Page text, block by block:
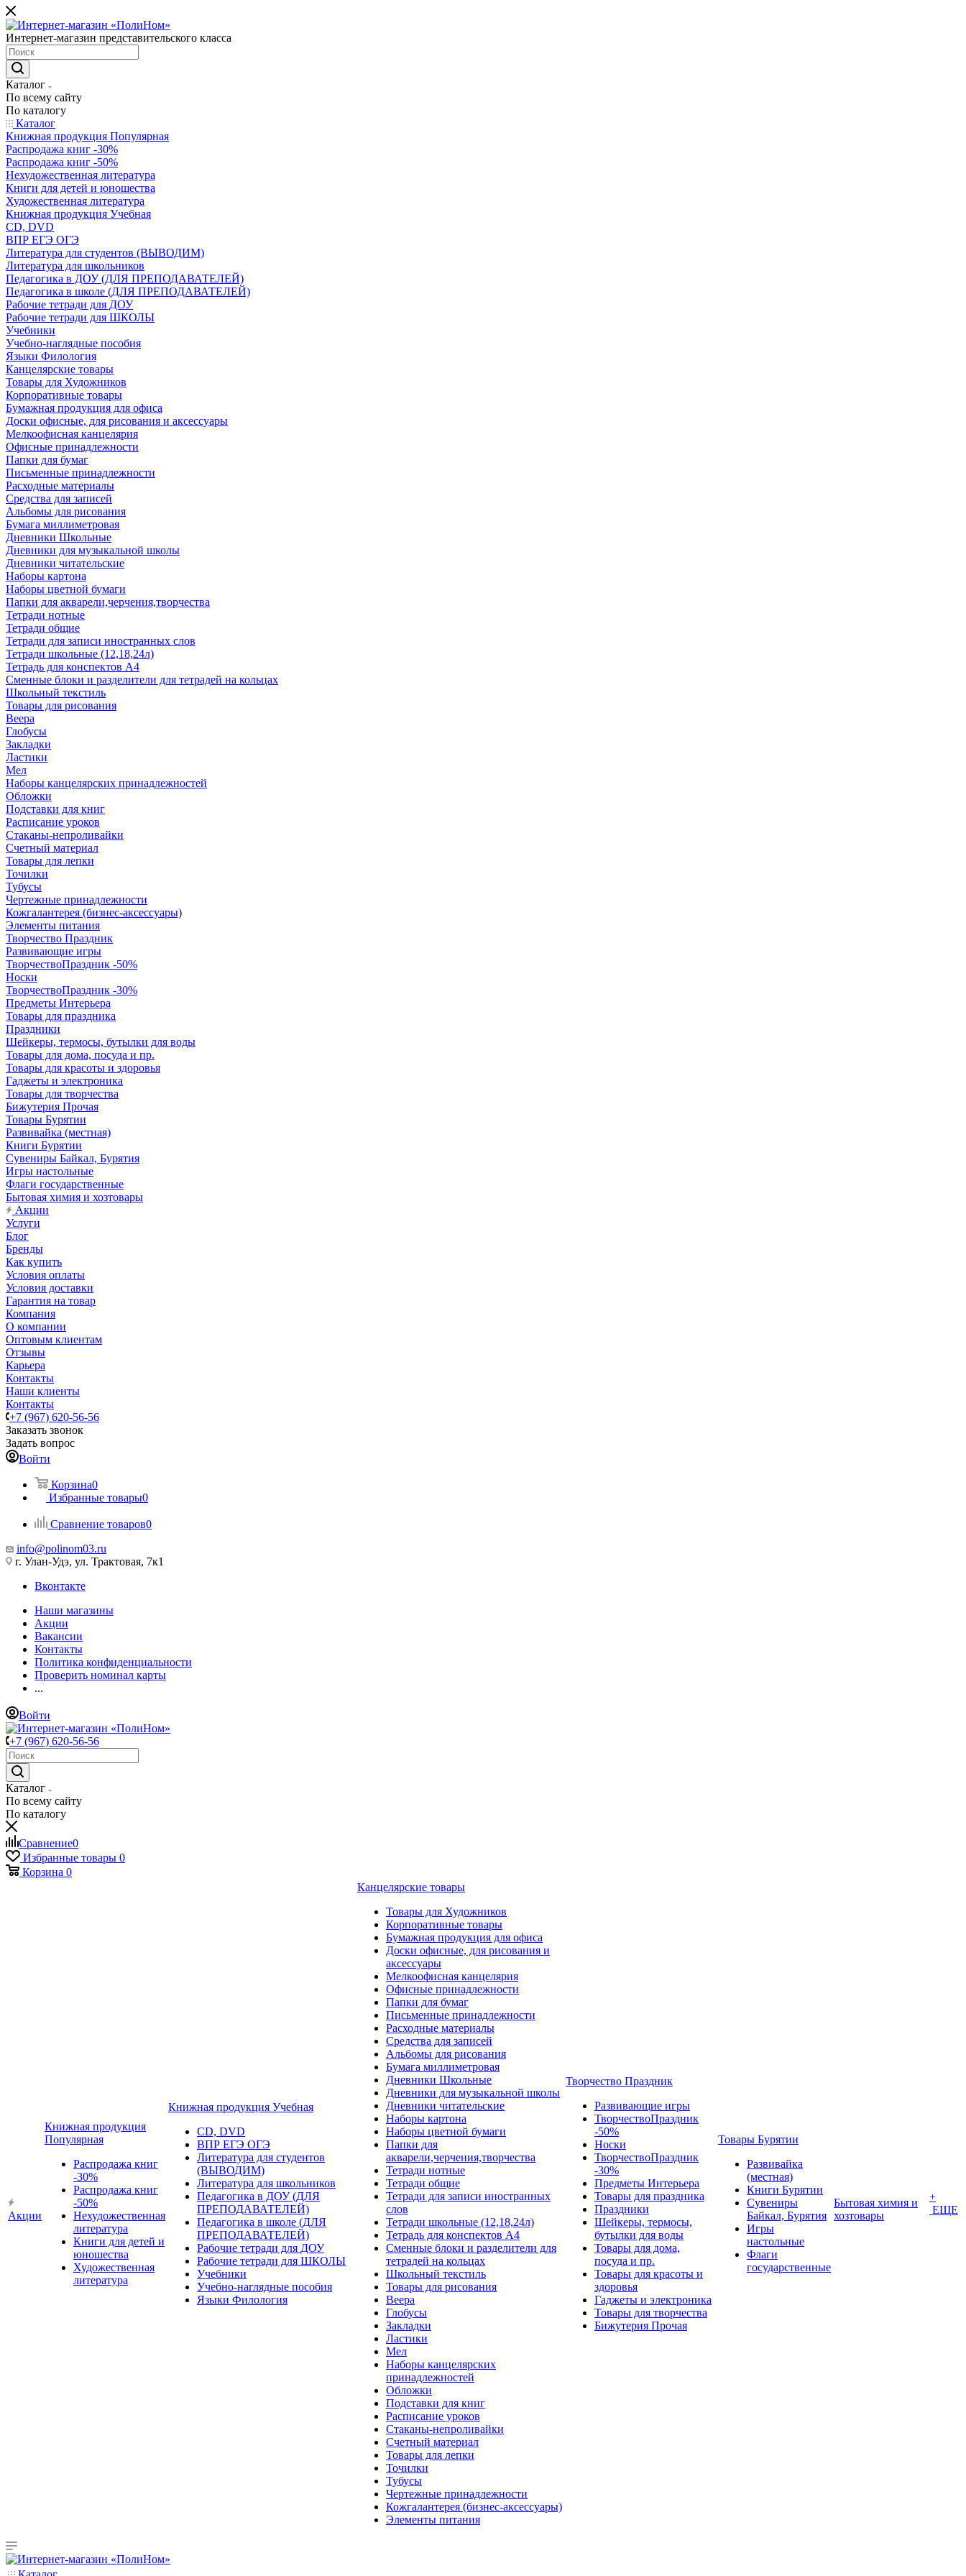
Интернет-магазин представительского класса
Каталог
По всему сайту
По каталогу
Каталог
Книжная продукция Популярная
Распродажа книг -30%
Распродажа книг -50%
Нехудожественная литература
Книги для детей и юношества
Художественная литература
Книжная продукция Учебная
CD, DVD
ВПР ЕГЭ ОГЭ
Литература для студентов (ВЫВОДИМ)
Литература для школьников
Педагогика в ДОУ (ДЛЯ ПРЕПОДАВАТЕЛЕЙ)
Педагогика в школе (ДЛЯ ПРЕПОДАВАТЕЛЕЙ)
Рабочие тетради для ДОУ
Рабочие тетради для ШКОЛЫ
Учебники
Учебно-наглядные пособия
Языки Филология
Канцелярские товары
Товары для Художников
Корпоративные товары
Бумажная продукция для офиса
Доски офисные, для рисования и аксессуары
Мелкоофисная канцелярия
Офисные принадлежности
Папки для бумаг
Письменные принадлежности
Расходные материалы
Средства для записей
Альбомы для рисования
Бумага миллиметровая
Дневники Школьные
Дневники для музыкальной школы
Дневники читательские
Наборы картона
Наборы цветной бумаги
Папки для акварели,черчения,творчества
Тетради нотные
Тетради общие
Тетради для записи иностранных слов
Тетради школьные (12,18,24л)
Тетрадь для конспектов А4
Сменные блоки и разделители для тетрадей на кольцах
Школьный текстиль
Товары для рисования
Веера
Глобусы
Закладки
Ластики
Мел
Наборы канцелярских принадлежностей
Обложки
Подставки для книг
Расписание уроков
Стаканы-непроливайки
Счетный материал
Товары для лепки
Точилки
Тубусы
Чертежные принадлежности
Кожгалантерея (бизнес-аксессуары)
Элементы питания
Творчество Праздник
Развивающие игры
ТворчествоПраздник -50%
Носки
ТворчествоПраздник -30%
Предметы Интерьера
Товары для праздника
Праздники
Шейкеры, термосы, бутылки для воды
Товары для дома, посуда и пр.
Товары для красоты и здоровья
Гаджеты и электроника
Товары для творчества
Бижутерия Прочая
Товары Бурятии
Развивайка (местная)
Книги Бурятии
Сувениры Байкал, Бурятия
Игры настольные
Флаги государственные
Бытовая химия и хозтовары
Акции
Услуги
Блог
Бренды
Как купить
Условия оплаты
Условия доставки
Гарантия на товар
Компания
О компании
Оптовым клиентам
Отзывы
Карьера
Контакты
Наши клиенты
Контакты
+7 (967) 620-56-56
Заказать звонок
Задать вопрос
Войти
Корзина0
Избранные товары0
Сравнение товаров0
info@polinom03.ru
г. Улан-Удэ, ул. Трактовая, 7к1
Вконтакте
Наши магазины
Акции
Вакансии
Контакты
Политика конфиденциальности
Проверить номинал карты
...
Войти
+7 (967) 620-56-56
Каталог
По всему сайту
По каталогу
Сравнение0
Избранные товары 0
Корзина 0
Акции
Книжная продукция
Популярная
Распродажа книг
-30%
Распродажа книг
-50%
Нехудожественная
литература
Книги для детей и
юношества
Художественная
литература
Книжная продукция Учебная
CD, DVD
ВПР ЕГЭ ОГЭ
Литература для студентов
(ВЫВОДИМ)
Литература для школьников
Педагогика в ДОУ (ДЛЯ
ПРЕПОДАВАТЕЛЕЙ)
Педагогика в школе (ДЛЯ
ПРЕПОДАВАТЕЛЕЙ)
Рабочие тетради для ДОУ
Рабочие тетради для ШКОЛЫ
Учебники
Учебно-наглядные пособия
Языки Филология
Канцелярские товары
Товары для Художников
Корпоративные товары
Бумажная продукция для офиса
Доски офисные, для рисования и
аксессуары
Мелкоофисная канцелярия
Офисные принадлежности
Папки для бумаг
Письменные принадлежности
Расходные материалы
Средства для записей
Альбомы для рисования
Бумага миллиметровая
Дневники Школьные
Дневники для музыкальной школы
Дневники читательские
Наборы картона
Наборы цветной бумаги
Папки для
акварели,черчения,творчества
Тетради нотные
Тетради общие
Тетради для записи иностранных
слов
Тетради школьные (12,18,24л)
Тетрадь для конспектов А4
Сменные блоки и разделители для
тетрадей на кольцах
Школьный текстиль
Товары для рисования
Веера
Глобусы
Закладки
Ластики
Мел
Наборы канцелярских
принадлежностей
Обложки
Подставки для книг
Расписание уроков
Стаканы-непроливайки
Счетный материал
Товары для лепки
Точилки
Тубусы
Чертежные принадлежности
Кожгалантерея (бизнес-аксессуары)
Элементы питания
Творчество Праздник
Развивающие игры
ТворчествоПраздник
-50%
Носки
ТворчествоПраздник
-30%
Предметы Интерьера
Товары для праздника
Праздники
Шейкеры, термосы,
бутылки для воды
Товары для дома,
посуда и пр.
Товары для красоты и
здоровья
Гаджеты и электроника
Товары для творчества
Бижутерия Прочая
Товары Бурятии
Развивайка
(местная)
Книги Бурятии
Сувениры
Байкал, Бурятия
Игры
настольные
Флаги
государственные
Бытовая химия и
хозтовары
+
ЕЩЕ